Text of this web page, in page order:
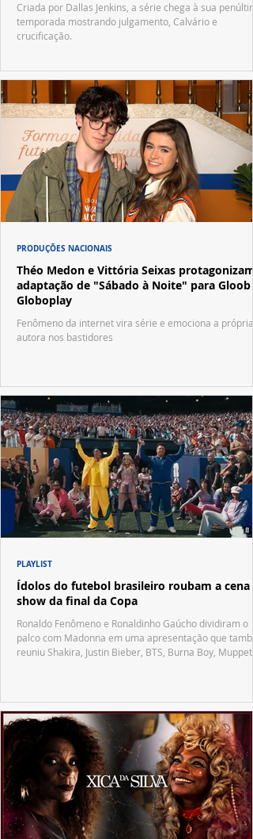
Criada por Dallas Jenkins, a série chega à sua
temporada mostrando julgamento, Calvário e
crucificação.
Théo Medon e Vittória Seixas protagonizam
adaptação de "Sábado à Noite" para Gloob e
Globoplay
Fenômeno da internet vira série e emociona a própria
autora nos bastidores
PRODUÇÕES NACIONAIS
Ídolos do futebol brasileiro roubam a cena
show da final da Copa
Ronaldo Fenômeno e Ronaldinho Gaúcho dividiram o
palco com Madonna em uma apresentação que
reuniu Shakira, Justin Bieber, BTS, Burna Boy, Muppets,
PLAYLIST